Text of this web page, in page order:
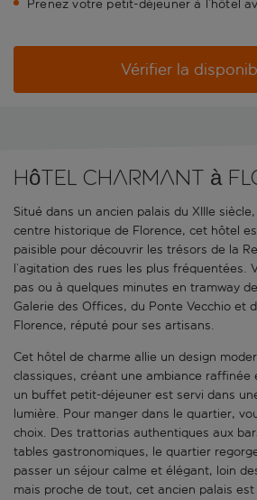
Prenez votre petit-déjeuner à l’hôtel
Vérifier la
Hôtel charmant à
Situé dans un ancien palais du XIIIe
centre historique de Florence, cet hôtel
paisible pour découvrir les trésors de la
l’agitation des rues les plus fréquentées.
pas ou à quelques minutes en tramway
Galerie des Offices, du Ponte Vecchio et
Florence, réputé pour ses artisans.
Cet hôtel de charme allie un design
classiques, créant une ambiance raffinée
un buffet petit-déjeuner est servi dans
lumière. Pour manger dans le quartier,
choix. Des trattorias authentiques aux
tables gastronomiques, le quartier
passer un séjour calme et élégant, loin
mais proche de tout, cet ancien palais